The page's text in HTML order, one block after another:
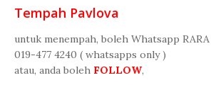
Tempah Pavlova
untuk menempah, boleh Whatsapp RARA
019-477 4240 ( whatsapps only )
atau, anda boleh FOLLOW,